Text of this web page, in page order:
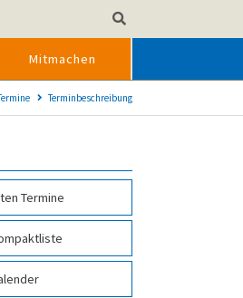
Mitmachen
Terminbeschreibung
Termine